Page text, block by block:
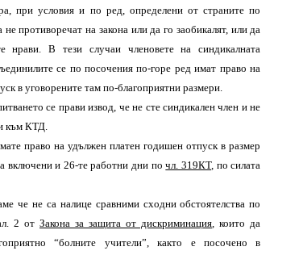
при условия и по ред, определени от страните по
не противоречат на закона или да го заобикалят, или да
нрави. В тези случаи членовете на синдикалната
се по посочения по-горе ред имат право на
в уговорените там по-благоприятни размери.
се прави извод, че не сте синдикален член и не
към КТД.
право на удължен платен годишен отпуск в размер
включени и 26-те работни дни почл. 319КТ, по силата
че не са налице сравними сходни обстоятелства по
2 отЗакона за защита от дискриминация, които да
“болните учители”, както е посочено в